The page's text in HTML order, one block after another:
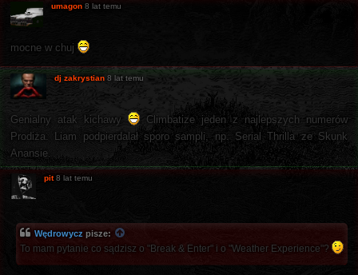
umagon 8 lat temu
mocne w chuj
dj zakrystian 8 lat temu
Genialny atak kichawy
Climbatize jeden z najlepszych numerów
Prodiża. Liam podpierdalał sporo sampli, np. Serial Thrilla ze Skunk
Anansie.
pit 8 lat temu
Wędrowycz pisze:
To mam pytanie co sądzisz o "Break & Enter" i o "Weather Experience"?